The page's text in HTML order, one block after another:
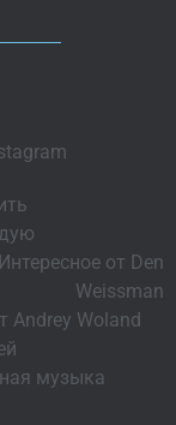
Интересное от Den
Weissman
Andrey Woland
музыка